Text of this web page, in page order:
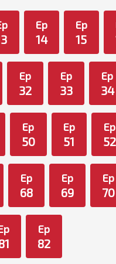
Ep
14
Ep
15
Ep
32
Ep
33
Ep
34
Ep
50
Ep
51
Ep
52
Ep
68
Ep
69
Ep
70
Ep
82